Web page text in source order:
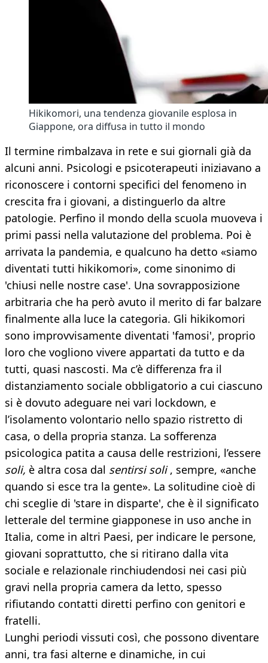
Hikikomori, una tendenza giovanile esplosa in
Giappone, ora diffusa in tutto il mondo
Il termine rimbalzava in rete e sui giornali già da
alcuni anni. Psicologi e psicoterapeuti iniziavano a
riconoscere i contorni specifici del fenomeno in
crescita fra i giovani, a distinguerlo da altre
patologie. Perfino il mondo della scuola muoveva i
primi passi nella valutazione del problema. Poi è
arrivata la pandemia, e qualcuno ha detto «siamo
diventati tutti hikikomori», come sinonimo di
'chiusi nelle nostre case'. Una sovrapposizione
arbitraria che ha però avuto il merito di far balzare
finalmente alla luce la categoria. Gli hikikomori
sono improvvisamente diventati 'famosi', proprio
loro che vogliono vivere appartati da tutto e da
tutti, quasi nascosti. Ma c’è differenza fra il
distanziamento sociale obbligatorio a cui ciascuno
si è dovuto adeguare nei vari lockdown, e
l’isolamento volontario nello spazio ristretto di
casa, o della propria stanza. La sofferenza
psicologica patita a causa delle restrizioni, l’essere
soli, è altra cosa dal sentirsi soli, sempre, «anche
quando si esce tra la gente». La solitudine cioè di
chi sceglie di 'stare in disparte', che è il significato
letterale del termine giapponese in uso anche in
Italia, come in altri Paesi, per indicare le persone,
giovani soprattutto, che si ritirano dalla vita
sociale e relazionale rinchiudendosi nei casi più
gravi nella propria camera da letto, spesso
rifiutando contatti diretti perfino con genitori e
fratelli.
Lunghi periodi vissuti così, che possono diventare
anni, tra fasi alterne e dinamiche, in cui